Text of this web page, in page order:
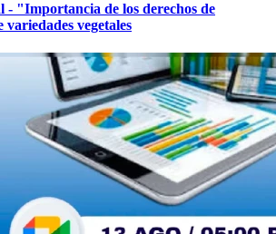
- "Importancia de los derechos de
variedades vegetales